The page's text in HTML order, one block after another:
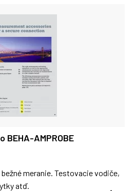
AMPROBE
meranie. Testovacie vodiče,
atď.